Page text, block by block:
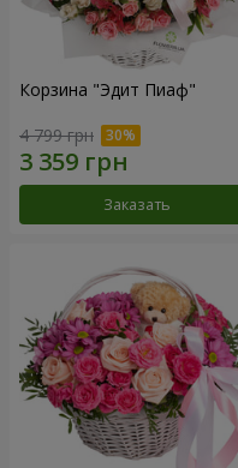
Корзина "Эдит Пиаф"
4 799 грн
Заказать